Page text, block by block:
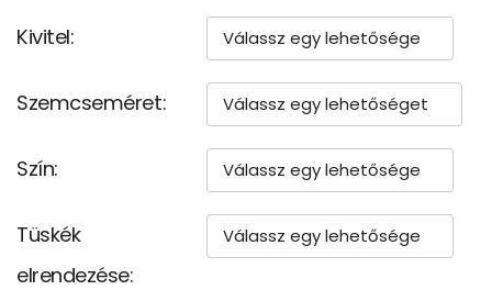
Kivitel
Szemcseméret
Szín
Tüskék
elrendezése